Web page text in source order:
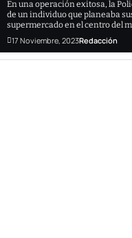
En una operación exitosa, la
de un individuo que planeaba
supermercado en el centro del
17 Noviembre, 2023Redacción